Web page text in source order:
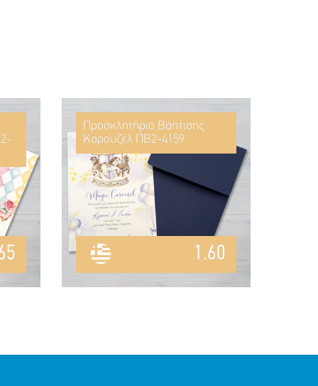
Προσκλητήριο Βάπτισης
Καρουζέλ ΠΒ2-4159
1.60